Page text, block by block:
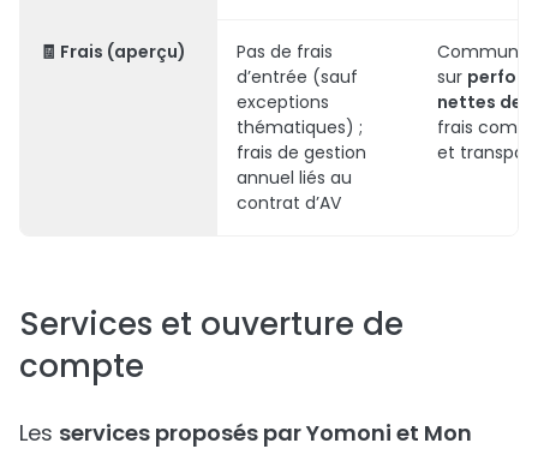
🧾 Frais (aperçu)
Pas de frais
d’entrée (sauf
exceptions
thématiques) ;
frais de gestion
annuel liés au
contrat d’AV
sur
nettes de
frais
et
Services et ouverture de
compte
Les services proposés par Yomoni et Mon